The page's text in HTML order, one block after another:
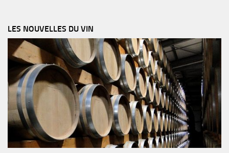
LES NOUVELLES DU VIN